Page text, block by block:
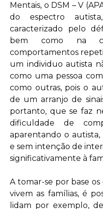
Mentais, o DSM – V
do espectro
caracterizado pelo
bem como na
comportamentos
um individuo autista
como uma pessoa
como outras, pois o
de um arranjo de
portanto, que se faz
dificuldade de
aparentando o
e sem intenção de
significativamente à
A tomar-se por base
vivem as famílias, é
lidam por exemplo,